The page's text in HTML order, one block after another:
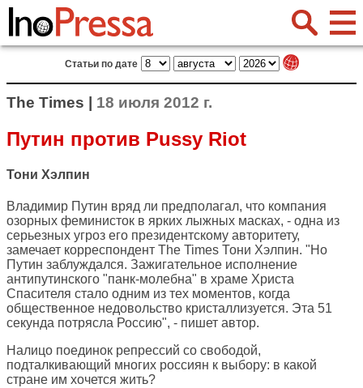
Статьи по дате
The Times | 18 июля 2012 г.
Путин против Pussy Riot
Тони Хэлпин
Владимир Путин вряд ли предполагал, что компания
озорных феминисток в ярких лыжных масках, - одна из
серьезных угроз его президентскому авторитету,
замечает корреспондент The Times Тони Хэлпин. "Но
Путин заблуждался. Зажигательное исполнение
антипутинского "панк-молебна" в храме Христа
Спасителя стало одним из тех моментов, когда
общественное недовольство кристаллизуется. Эта 51
секунда потрясла Россию", - пишет автор.
Налицо поединок репрессий со свободой,
подталкивающий многих россиян к выбору: в какой
стране им хочется жить?